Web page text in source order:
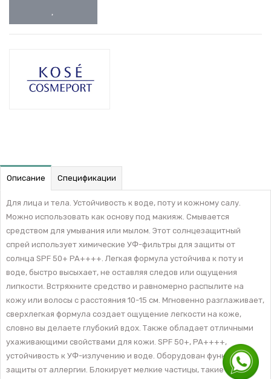
Описание Спецификации
Для лица и тела. Устойчивость к воде, поту и кожному салу.
Можно использовать как основу под макияж. Смывается
средством для умывания или мылом. Этот солнцезащитный
спрей использует химические УФ-фильтры для защиты от
солнца SPF 50+ PA++++. Легкая формула устойчива к поту и
воде, быстро высыхает, не оставляя следов или ощущения
липкости. Встряхните средство и равномерно распылите на
кожу или волосы с расстояния 10-15 см. Мгновенно разглаживает,
сверхлегкая формула создает ощущение легкости на коже,
словно вы делаете глубокий вдох. Также обладает отличными
ухаживающими свойствами для кожи. SPF 50+, PA++++,
устойчивость к УФ-излучению и воде. Оборудован функцией
защиты от аллергии. Блокирует мелкие частицы, такие как